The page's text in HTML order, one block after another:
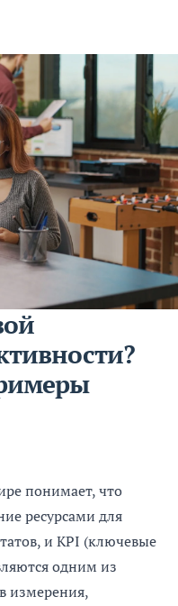
понимает, что
ресурсами для
и KPI (ключевые
одним из
измерения,